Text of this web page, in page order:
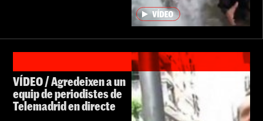
VÍDEO / Agredeixen a un
equip de periodistes de
Telemadrid en directe